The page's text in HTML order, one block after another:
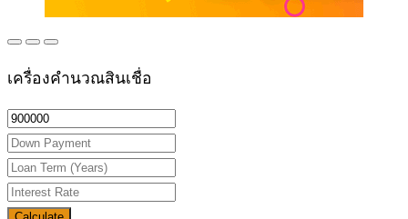
เครื่องคำนวณสินเชื่อ